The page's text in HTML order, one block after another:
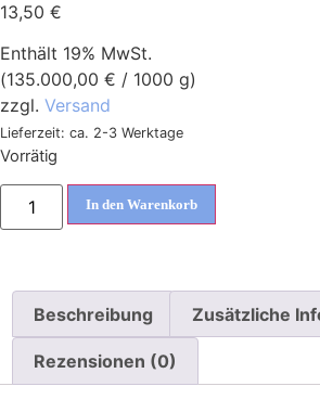
13,50 €
Enthält 19% MwSt.
(135.000,00 € / 1000 g)
zzgl. Versand
Lieferzeit: ca. 2-3 Werktage
Vorrätig
In den Warenkorb
Beschreibung Zusätzliche
Rezensionen (0)